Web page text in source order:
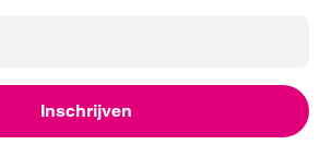
Inschrijven